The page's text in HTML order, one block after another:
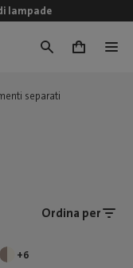
lampade
0
separati
Ordina per
+6